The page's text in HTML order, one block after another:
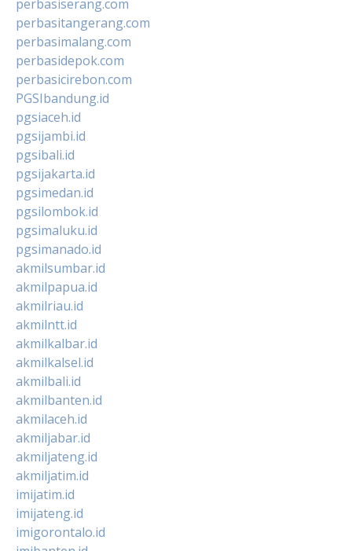
perbasiserang.com
perbasitangerang.com
perbasimalang.com
perbasidepok.com
perbasicirebon.com
PGSIbandung.id
pgsiaceh.id
pgsijambi.id
pgsibali.id
pgsijakarta.id
pgsimedan.id
pgsilombok.id
pgsimaluku.id
pgsimanado.id
akmilsumbar.id
akmilpapua.id
akmilriau.id
akmilntt.id
akmilkalbar.id
akmilkalsel.id
akmilbali.id
akmilbanten.id
akmilaceh.id
akmiljabar.id
akmiljateng.id
akmiljatim.id
imijatim.id
imijateng.id
imigorontalo.id